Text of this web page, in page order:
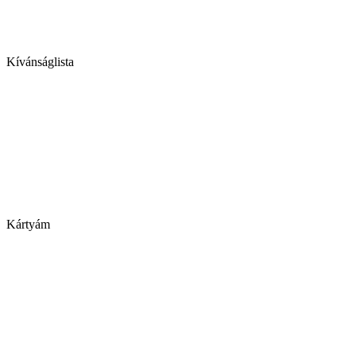
Kívánságlista
Kártyám